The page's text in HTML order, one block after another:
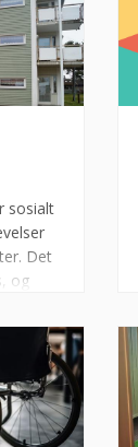
sosialt
Det
og